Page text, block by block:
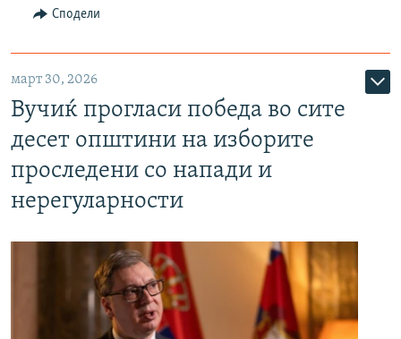
Сподели
март 30, 2026
Вучиќ прогласи победа во сите
десет општини на изборите
проследени со напади и
нерегуларности